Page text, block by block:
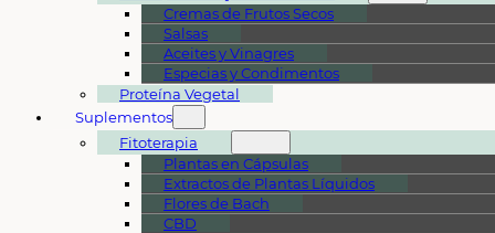
Cremas de Frutos Secos
Salsas
Aceites y Vinagres
Especias y Condimentos
Proteína Vegetal
Suplementos
Fitoterapia
Plantas en Cápsulas
Extractos de Plantas Líquidos
Flores de Bach
CBD